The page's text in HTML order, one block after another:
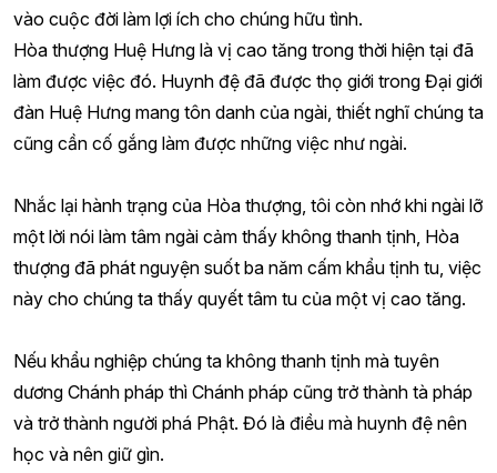
vào cuộc đời làm lợi ích cho chúng hữu tình.
Hòa thượng Huệ Hưng là vị cao tăng trong thời hiện tại đã
làm được việc đó. Huynh đệ đã được thọ giới trong Đại giới
đàn Huệ Hưng mang tôn danh của ngài, thiết nghĩ chúng ta
cũng cần cố gắng làm được những việc như ngài.
Nhắc lại hành trạng của Hòa thượng, tôi còn nhớ khi ngài lỡ
một lời nói làm tâm ngài cảm thấy không thanh tịnh, Hòa
thượng đã phát nguyện suốt ba năm cấm khẩu tịnh tu, việc
này cho chúng ta thấy quyết tâm tu của một vị cao tăng.
Nếu khẩu nghiệp chúng ta không thanh tịnh mà tuyên
dương Chánh pháp thì Chánh pháp cũng trở thành tà pháp
và trở thành người phá Phật. Đó là điều mà huynh đệ nên
học và nên giữ gìn.